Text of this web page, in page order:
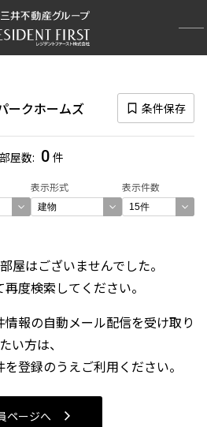
ークホームズ 条件保存
屋数 0 件
表示形式 表示件数
〜
1DK〜1LDK
3LDK
屋はございませんでした。
度検索してください。
報の自動メール配信を受け取り
たい方は、
登録のうえご利用ください。
ページへ